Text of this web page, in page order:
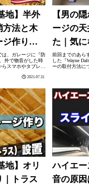
地】半外
方法と木
ジ作りは
は、ガレージに『防
外で物音がした時
スマホやタブレッ
2021.07.31
【男の
ージの
た｜気
どんな
前回までのあら
した『Wayne
ーの取付方法に
地】オリ
｜トラス
ハイエ
音の原